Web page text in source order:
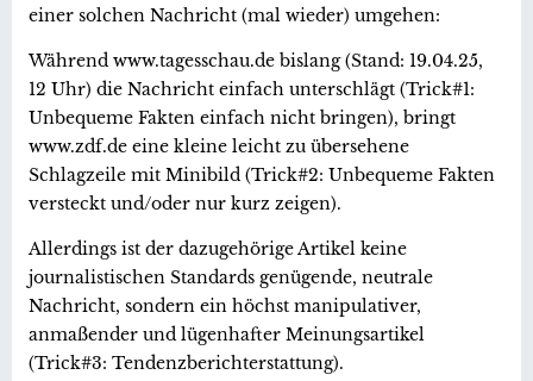
einer solchen Nachricht (mal wieder) umgehen:
Während www.tagesschau.de bislang (Stand: 19.04.25,
12 Uhr) die Nachricht einfach unterschlägt (Trick#1:
Unbequeme Fakten einfach nicht bringen), bringt
www.zdf.de eine kleine leicht zu übersehene
Schlagzeile mit Minibild (Trick#2: Unbequeme Fakten
versteckt und/oder nur kurz zeigen).
Allerdings ist der dazugehörige Artikel keine
journalistischen Standards genügende, neutrale
Nachricht, sondern ein höchst manipulativer,
anmaßender und lügenhafter Meinungsartikel
(Trick#3: Tendenzberichterstattung).